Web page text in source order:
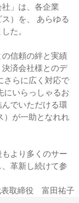
」は、各企業
）を、 あらゆる
た。
信頼の絆と実績
済会社様とのデ
さらに広く対応で
にいらっしゃるお
でいただける環
）が一助となれれ
より多くのサー
革新し続けて参
表取締役 富田祐子